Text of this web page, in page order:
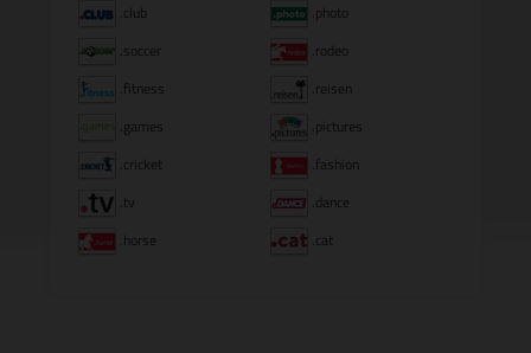
.club
.photo
.soccer
.rodeo
.fitness
.reisen
.games
.pictures
.cricket
.fashion
.tv
.dance
.horse
.cat